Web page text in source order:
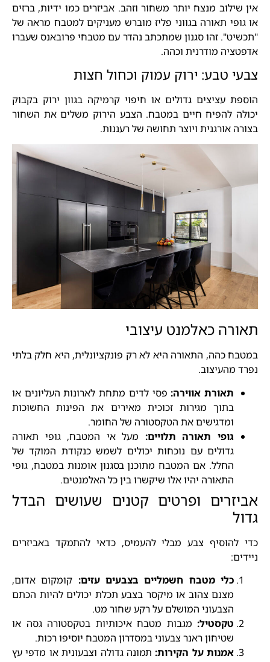
אין שילוב מנצח יותר משחור וזהב. אביזרים כמו ידיות, ברזים
או גופי תאורה בגווני פליז מוברש מעניקים למטבח מראה של
"תכשיט". זהו סגנון שמתכתב נהדר עם מטבחי פרובאנס שעברו
אדפטציה מודרנית וכהה.
צבעי טבע: ירוק עמוק וכחול חצות
הוספת עציצים גדולים או חיפוי קרמיקה בגוון ירוק בקבוק
יכולה להפיח חיים במטבח. הצבע הירוק משלים את השחור
בצורה אורגנית ויוצר תחושה של רעננות.
תאורה כאלמנט עיצובי
במטבח כהה, התאורה היא לא רק פונקציונלית, היא חלק בלתי
נפרד מהעיצוב.
תאורת אווירה:פסי לדים מתחת לארונות העליונים או
בתוך מגירות זכוכית מאירים את הפינות החשוכות
ומדגישים את הטקסטורה של החומר.
גופי תאורה תלויים: מעל אי המטבח, גופי תאורה
גדולים עם נוכחות יכולים לשמש כנקודת המוקד של
החלל. אם המטבח מתוכנן בסגנון אומנות במטבח, גופי
התאורה יהיו אלו שיקשרו בין כל האלמנטים.
אביזרים ופרטים קטנים שעושים הבדל
גדול
כדי להוסיף צבע מבלי להעמיס, כדאי להתמקד באביזרים
ניידים:
כלי מטבח חשמליים בצבעים עזים: קומקום אדום,
מצנם צהוב או מיקסר בצבע תכלת יכולים להיות הכתם
הצבעוני המושלם על רקע שחור מט.
טקסטיל: מגבות מטבח איכותיות בטקסטורה גסה או
שטיחון ראנר צבעוני במסדרון המטבח יוסיפו רכות.
אמנות על הקירות:תמונה גדולה וצבעונית או מדפי עץ